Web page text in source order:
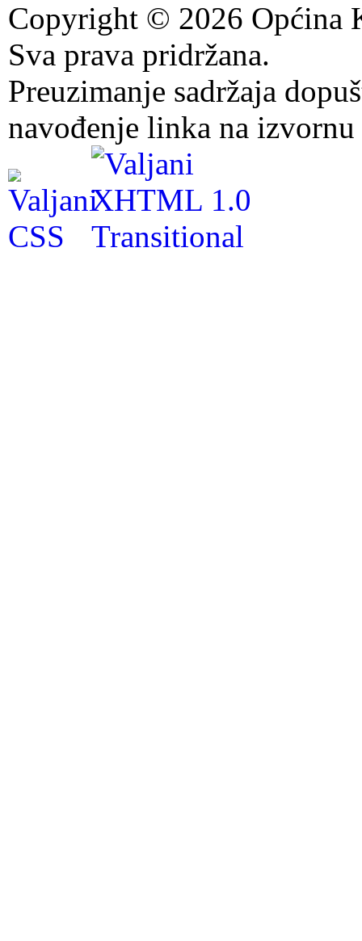
Copyright © 2026 Općina
Sva prava pridržana.
Preuzimanje sadržaja
navođenje linka na izvornu